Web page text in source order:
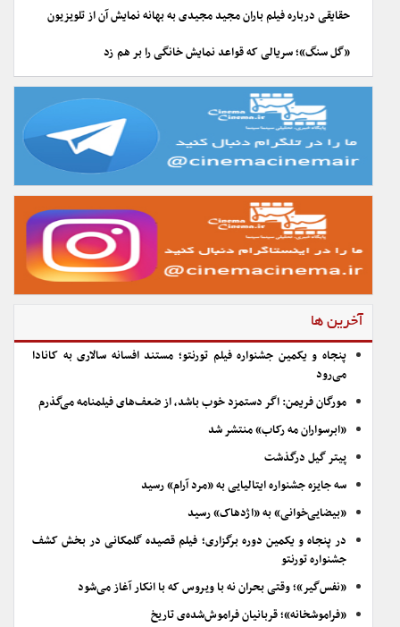
حقایقی درباره فیلم باران مجید مجیدی به بهانه نمایش آن از تلویزیون
«گل سنگ»؛ سریالی که قواعد نمایش خانگی را بر هم زد
آخرین ها
پنجاه و یکمین جشنواره فیلم تورنتو؛ مستند افسانه سالاری به کانادا
می‌رود
مورگان فریمن: اگر دستمزد خوب باشد، از ضعف‌های فیلمنامه می‌گذرم
«ابرسواران مه رکاب» منتشر شد
پیتر گیل درگذشت
سه جایزه جشنواره ایتالیایی به «مرد آرام» رسید
«بیضایی‌خوانی» به «اژدهاک» رسید
در پنجاه و یکمین دوره برگزاری؛ فیلم قصیده گلمکانی در بخش کشف
جشنواره تورنتو
«نفس‌گیر»؛ وقتی بحران نه با ویروس که با انکار آغاز می‌شود
«فراموشخانه»؛ قربانیان فراموش‌شده‌ی تاریخ